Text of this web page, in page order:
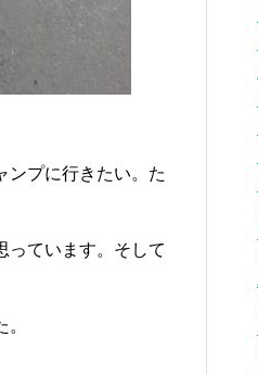
ンプに行きたい。た
っています。そして